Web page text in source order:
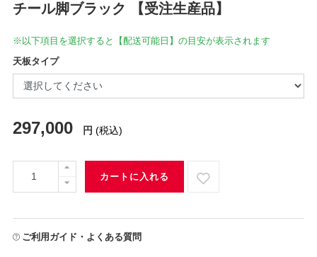
チール脚ブラック 【受注生産品】
※以下項目を選択すると【配送可能日】の目安が表示されます
天板タイプ
297,000 円 (税込)
カートに入れる
ご利用ガイド・よくある質問